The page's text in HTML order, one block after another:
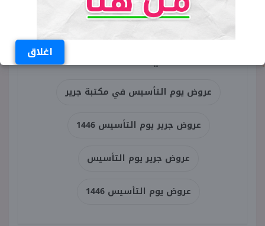
اغلاق
لمتابعة آخر العروض، والتي من المقرر
لها أن تستمر حتى يوم 3 مارس.
الكلمات المفتاحية
عروض يوم التأسيس في مكتبة جرير
عروض جرير يوم التأسيس 1446
عروض جرير يوم التأسيس
عروض يوم التأسيس 1446